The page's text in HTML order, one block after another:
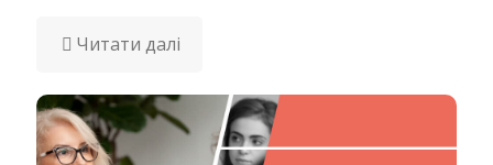
Читати далі